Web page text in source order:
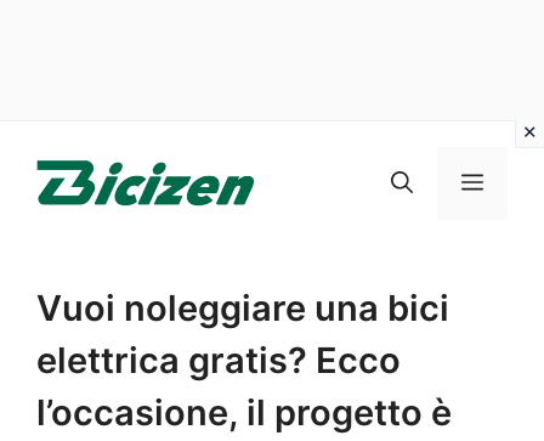
Menu
Vuoi noleggiare una bici
elettrica gratis? Ecco
l’occasione, il progetto è